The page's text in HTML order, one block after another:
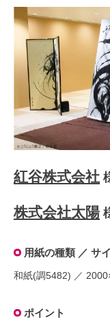
紅谷株式会社
株式会社太陽
用紙の種類 ／ サ
和紙(調5482) ／
ポイント